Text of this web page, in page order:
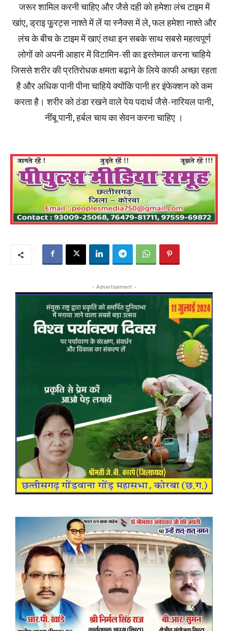
जरूर शामिल करनी चाहिए और जैसे दही को हमेशा लंच टाइम में
खांए, ड्राइ फू्रट्स नाश्ते में लें या स्नैक्स में ले, फल हमेशा नाश्ते और
लंच के बीच के टाइम में खाएं तथा इन सबके साथ सबसे महत्वपूर्ण
लोगों को अपनी आहार में विटामिन-सी का इस्तेमाल करना चाहिये
जिससे शरीर की प्रतिरोधक क्षमता बढ़ाने के लिये काफी अच्छा रहता
है और अधिक पानी पीना चाहिये क्योंकि पानी हर इंफेक्शन को कम
करता है। शरीर को ठंडा रखने वाले पेय पदार्थ जैसे-नारियल पानी,
नींबू पानी, हर्बल चाय का सेवन करना चाहिए ।
- Advertisement -